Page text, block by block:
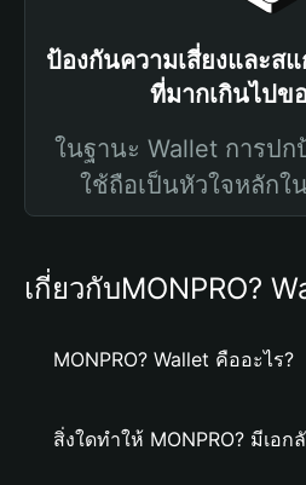
ป้องกันความเสี่ยงและส
ที่มากเกินไปข
ในฐานะ Wallet การป
ใช้ถือเป็นหัวใจหลักใ
เกี่ยวกับMONPRO?
MONPRO? Wallet คืออะไร?
สิ่งใดทำให้ MONPRO? มีเอ